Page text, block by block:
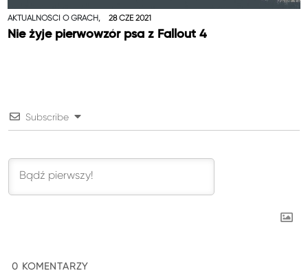
AKTUALNOŚCI O GRACH, 28 CZE 2021
Nie żyje pierwowzór psa z Fallout 4
Subscribe
0 KOMENTARZY